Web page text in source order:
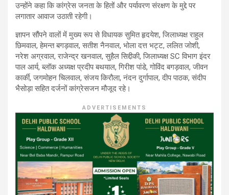
उन्होंने कहा कि कांग्रेस जनता के हितों और पर्यावरण संरक्षण के मुद्दे पर
लगातार आवाज उठाती रहेगी।
ज्ञापन सौंपने वालों में मुख्य रूप से विधायक सुमित हृदयेश, जिलाध्यक्ष राहुल
छिमवाल, हेमन्त बगड़वाल, सतीश नैनवाल, भोला दत्त भट्ट, ललित जोशी,
नरेश अग्रवाल, राजेन्द्र खनवाल, सुहैल सिद्दीकी, जिलाध्यक्ष SC विभाग इंदर
पाल आर्य, ब्लॉक अध्यक्ष प्रदीप बथयाल, गिरीश पांडे, गोविंद बगड़वाल, जीवन
कार्की, जगमोहन चिलवाल, संजय किरौला, नंदन दुर्गापाल, दीप पाठक, संदीप
भैसोड़ा सहित दर्जनों कांग्रेसजन मौजूद रहे।
ADVERTISEMENTS